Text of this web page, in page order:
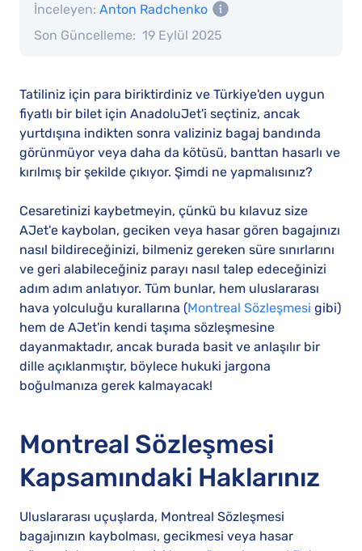
Son Güncelleme: 19 Eylül 2025
İnceleyen: Anton Radchenko
Tatiliniz için para biriktirdiniz ve Türkiye'den uygun
fiyatlı bir bilet için AnadoluJet'i seçtiniz, ancak
yurtdışına indikten sonra valiziniz bagaj bandında
görünmüyor veya daha da kötüsü, banttan hasarlı ve
kırılmış bir şekilde çıkıyor. Şimdi ne yapmalısınız?
Cesaretinizi kaybetmeyin, çünkü bu kılavuz size
AJet'e kaybolan, geciken veya hasar gören bagajınızı
nasıl bildireceğinizi, bilmeniz gereken süre sınırlarını
ve geri alabileceğiniz parayı nasıl talep edeceğinizi
adım adım anlatıyor. Tüm bunlar, hem uluslararası
hava yolculuğu kurallarına (Montreal Sözleşmesi gibi)
hem de AJet'in kendi taşıma sözleşmesine
dayanmaktadır, ancak burada basit ve anlaşılır bir
dille açıklanmıştır, böylece hukuki jargona
boğulmanıza gerek kalmayacak!
Montreal Sözleşmesi
Kapsamındaki Haklarınız
Uluslararası uçuşlarda, Montreal Sözleşmesi
bagajınızın kaybolması, gecikmesi veya hasar